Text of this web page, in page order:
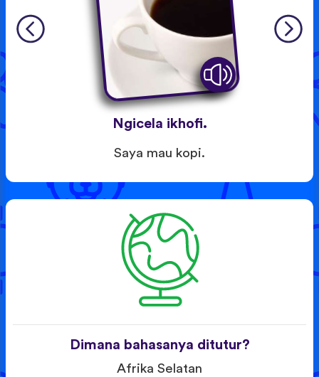
Ngicela ikhofi.
Saya mau kopi.
Dimana bahasanya ditutur?
Afrika Selatan